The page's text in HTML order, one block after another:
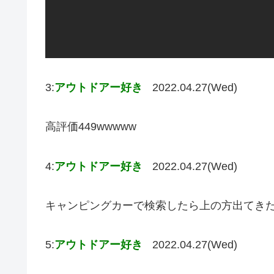
3:アウトドアー好き 2022.04.27(Wed)
高評価449wwwww
4:アウトドアー好き 2022.04.27(Wed)
キャンピングカーで検索したら上の方出てき
5:アウトドアー好き 2022.04.27(Wed)